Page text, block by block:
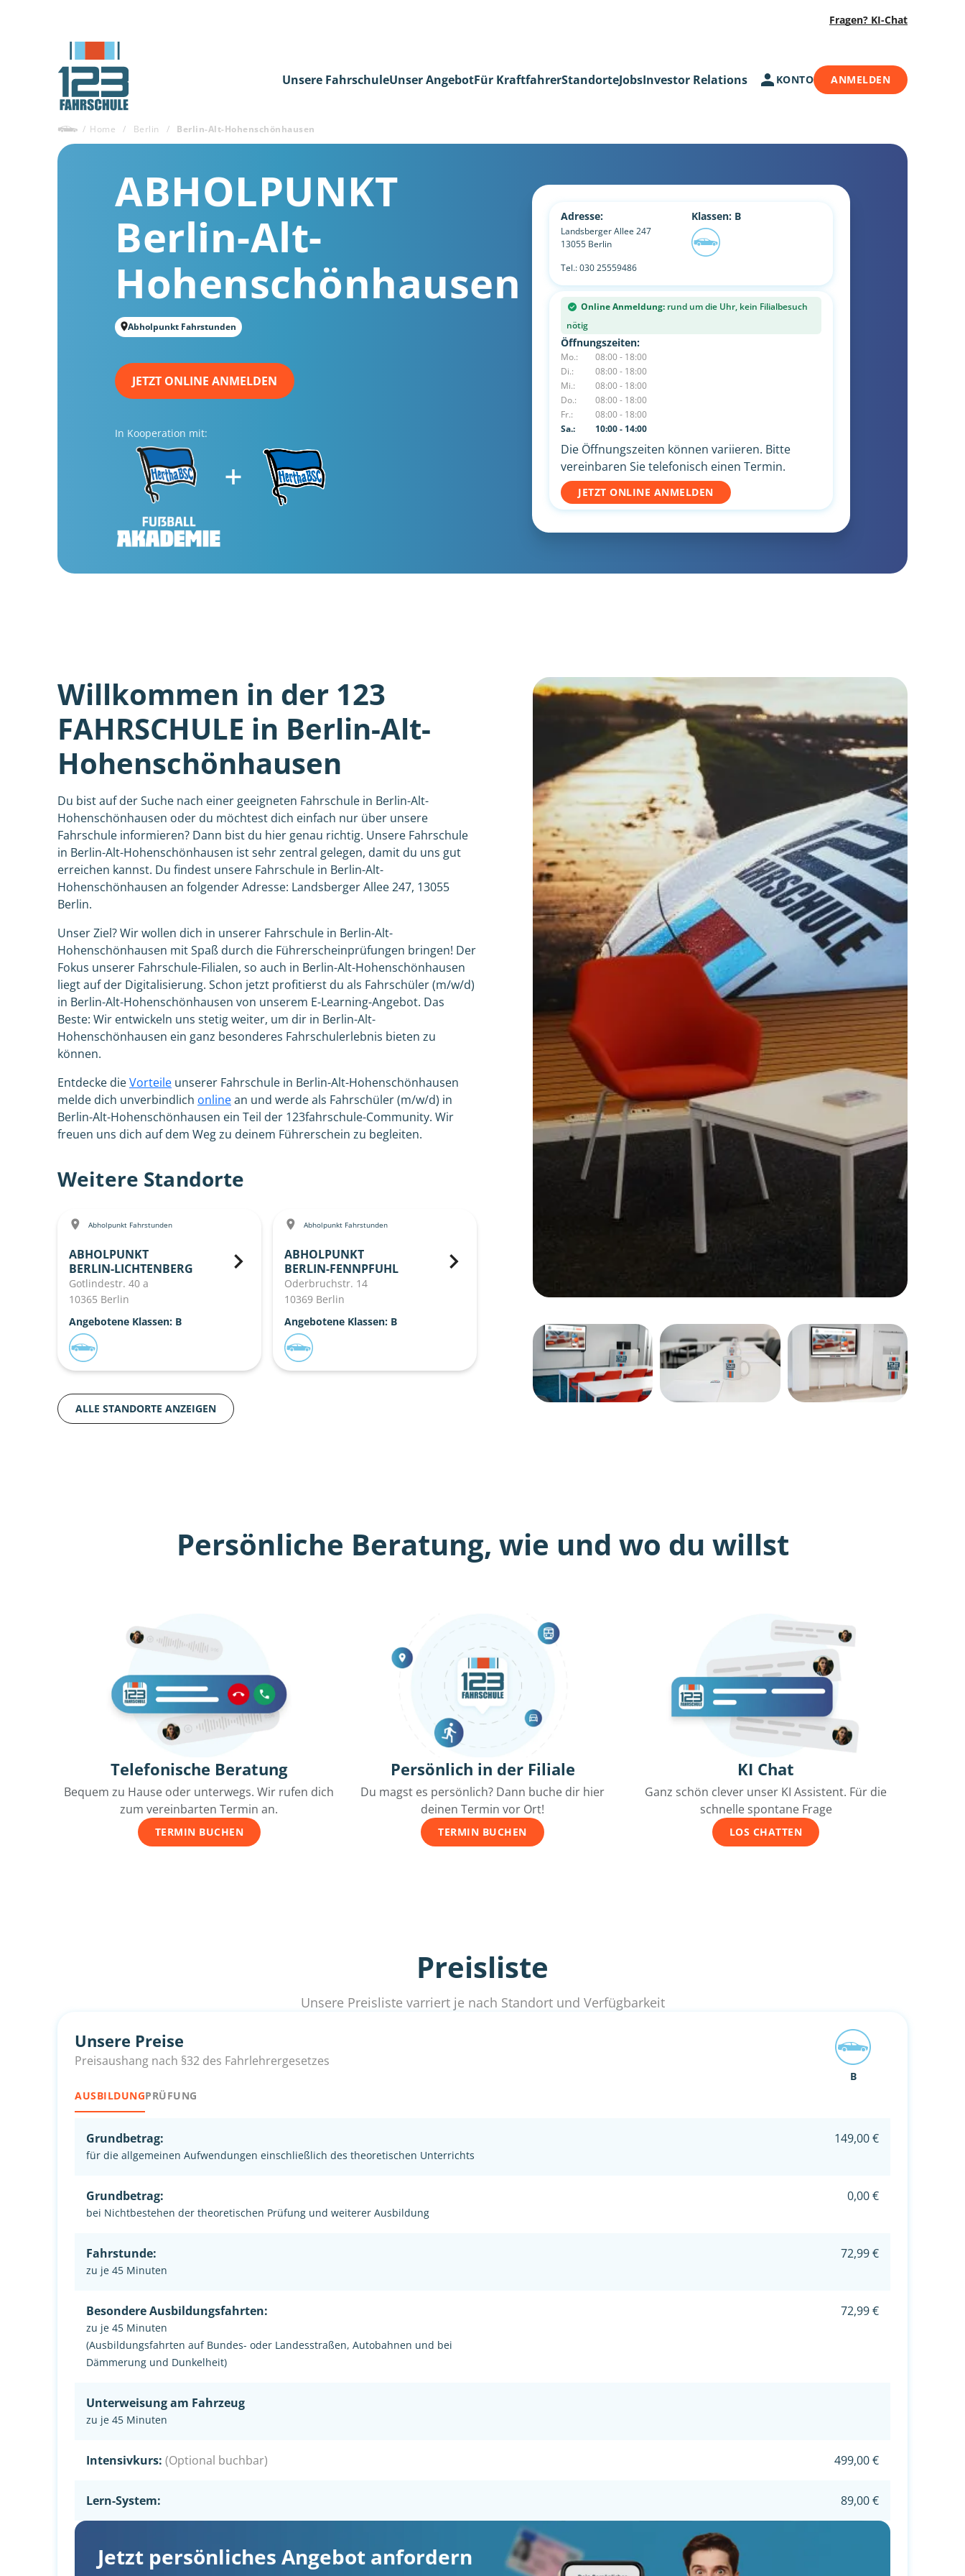
Fragen? KI-Chat
Unsere FahrschuleUnser AngebotFür KraftfahrerStandorteJobsInvestor Relations KONTO ANMELDEN
/ Home / Berlin / Berlin-Alt-Hohenschönhausen
ABHOLPUNKT
Berlin-Alt-
Hohenschönhausen
Abholpunkt Fahrstunden
JETZT ONLINE ANMELDEN
In Kooperation mit:
Adresse:
Landsberger Allee 247
13055 Berlin
Tel.:030 25559486
Klassen: B
Online Anmeldung: rund um die Uhr, kein Filialbesuch
nötig
Öffnungszeiten:
Mo.:
08:00 - 18:00
Di.:
08:00 - 18:00
Mi.:
08:00 - 18:00
Do.:
08:00 - 18:00
Fr.:
08:00 - 18:00
Sa.:
10:00 - 14:00
Die Öffnungszeiten können variieren. Bitte
vereinbaren Sie telefonisch einen Termin.
JETZT ONLINE ANMELDEN
Willkommen in der 123
FAHRSCHULE in Berlin-Alt-
Hohenschönhausen
Du bist auf der Suche nach einer geeigneten Fahrschule in Berlin-Alt-
Hohenschönhausen oder du möchtest dich einfach nur über unsere
Fahrschule informieren? Dann bist du hier genau richtig. Unsere Fahrschule
in Berlin-Alt-Hohenschönhausen ist sehr zentral gelegen, damit du uns gut
erreichen kannst. Du findest unsere Fahrschule in Berlin-Alt-
Hohenschönhausen an folgender Adresse: Landsberger Allee 247, 13055
Berlin.
Unser Ziel? Wir wollen dich in unserer Fahrschule in Berlin-Alt-
Hohenschönhausen mit Spaß durch die Führerscheinprüfungen bringen! Der
Fokus unserer Fahrschule-Filialen, so auch in Berlin-Alt-Hohenschönhausen
liegt auf der Digitalisierung. Schon jetzt profitierst du als Fahrschüler (m/w/d)
in Berlin-Alt-Hohenschönhausen von unserem E-Learning-Angebot. Das
Beste: Wir entwickeln uns stetig weiter, um dir in Berlin-Alt-
Hohenschönhausen ein ganz besonderes Fahrschulerlebnis bieten zu
können.
Entdecke dieVorteile unserer Fahrschule in Berlin-Alt-Hohenschönhausen
melde dich unverbindlich onlinean und werde als Fahrschüler (m/w/d) in
Berlin-Alt-Hohenschönhausen ein Teil der 123fahrschule-Community. Wir
freuen uns dich auf dem Weg zu deinem Führerschein zu begleiten.
Weitere Standorte
Abholpunkt Fahrstunden
ABHOLPUNKT
BERLIN-LICHTENBERG
Gotlindestr. 40 a
10365 Berlin
Angebotene Klassen: B
Abholpunkt Fahrstunden
ABHOLPUNKT
BERLIN-FENNPFUHL
Oderbruchstr. 14
10369 Berlin
Angebotene Klassen: B
ALLE STANDORTE ANZEIGEN
Persönliche Beratung, wie und wo du willst
Telefonische Beratung
Bequem zu Hause oder unterwegs. Wir rufen dich
zum vereinbarten Termin an.
TERMIN BUCHEN
Persönlich in der Filiale
Du magst es persönlich? Dann buche dir hier
deinen Termin vor Ort!
TERMIN BUCHEN
KI Chat
Ganz schön clever unser KI Assistent. Für die
schnelle spontane Frage
LOS CHATTEN
Preisliste
Unsere Preisliste varriert je nach Standort und Verfügbarkeit
Unsere Preise
Preisaushang nach §32 des Fahrlehrergesetzes
AUSBILDUNGPRÜFUNG
B
Grundbetrag:
für die allgemeinen Aufwendungen einschließlich des theoretischen Unterrichts
149,00 €
Grundbetrag:
bei Nichtbestehen der theoretischen Prüfung und weiterer Ausbildung
0,00 €
Fahrstunde:
zu je 45 Minuten
72,99 €
Besondere Ausbildungsfahrten:
zu je 45 Minuten
(Ausbildungsfahrten auf Bundes- oder Landesstraßen, Autobahnen und bei
Dämmerung und Dunkelheit)
72,99 €
Unterweisung am Fahrzeug
zu je 45 Minuten
Intensivkurs: (Optional buchbar) 499,00 €
Lern-System: 89,00 €
Jetzt persönliches Angebot anfordern